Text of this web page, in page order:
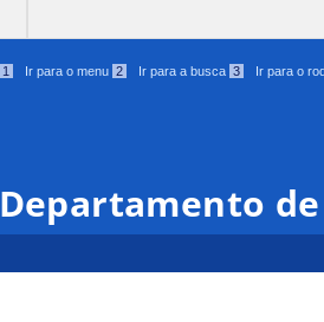
1 Ir para o menu 2 Ir para a busca 3 Ir para o
Departamento